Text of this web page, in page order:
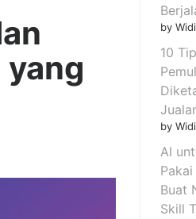
by
10
by
AI
Buat
Skill